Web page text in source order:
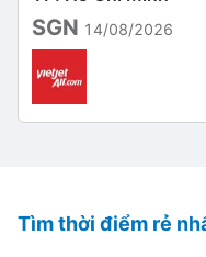
SGN 14/08/2026
Tìm thời điểm rẻ